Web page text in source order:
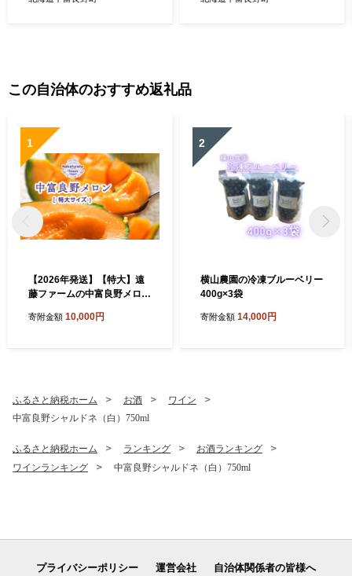
この自治体のおすすめ返礼品
1
【2026年発送】【特大】遠
藤ファームの中富良野メロン
寄附金額 10,000円
2
横山農園の冷凍ブルーベリー
400g×3袋
寄附金額 14,000円
ふるさと納税ホーム お酒
ワイン
中富良野シャルドネ（白）750ml
ふるさと納税ホーム ランキング
お酒ランキング
ワインランキング
中富良野シャルドネ（白）750ml
プライバシーポリシー 運営会社 自治体関係者の皆様へ